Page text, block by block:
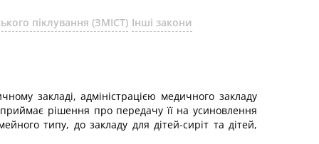
піклування (ЗМІСТ) Інші закони
закладі, адміністрацією медичного закладу
приймає рішення про передачу її на усиновлення
типу, до закладу для дітей-сиріт та дітей,